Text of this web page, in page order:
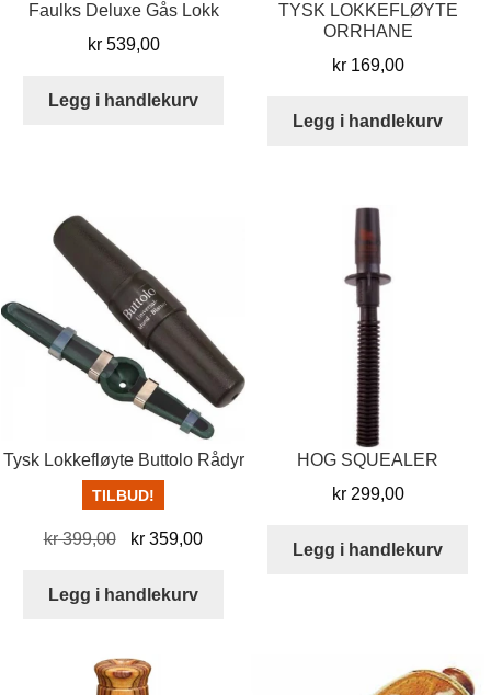
Faulks Deluxe Gås Lokk
kr539,00
Legg i handlekurv
TYSK LOKKEFLØYTE
ORRHANE
kr169,00
Legg i handlekurv
Tysk Lokkefløyte Buttolo Rådyr
TILBUD!
kr399,00
Opprinnelig
var:
kr 359,00Nåværende
Legg i handlekurv
HOG SQUEALER
kr299,00
Legg i handlekurv